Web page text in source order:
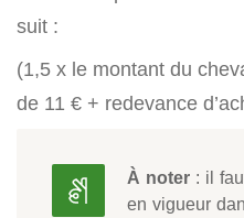
suit :
(1,5 x le montant du
de 11 € + redevance
À noter : il
en vigueur